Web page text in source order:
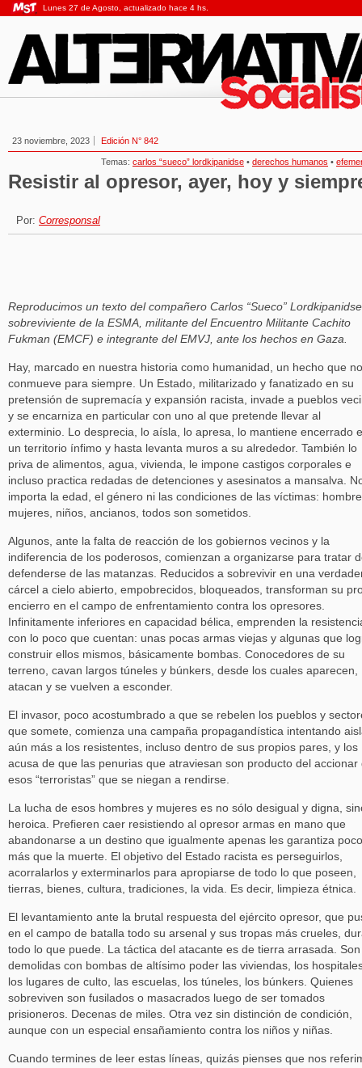
Lunes 27 de Agosto, actualizado hace 4 hs.
23 noviembre, 2023 Edición N° 842
Temas: carlos “sueco” lordkipanidse • derechos humanos •
Resistir al opresor, ayer, hoy y
Por: Corresponsal
Reproducimos un texto del compañero Carlos “Sueco”
sobreviviente de la ESMA, militante del Encuentro Militante Cachito
Fukman (EMCF) e integrante del EMVJ, ante los hechos en Gaza.
Hay, marcado en nuestra historia como humanidad, un hecho que
conmueve para siempre. Un Estado, militarizado y fanatizado en su
pretensión de supremacía y expansión racista, invade a pueblos
y se encarniza en particular con uno al que pretende llevar al
exterminio. Lo desprecia, lo aísla, lo apresa, lo mantiene encerrado
un territorio ínfimo y hasta levanta muros a su alrededor. También lo
priva de alimentos, agua, vivienda, le impone castigos corporales e
incluso practica redadas de detenciones y asesinatos a mansalva.
importa la edad, el género ni las condiciones de las víctimas:
mujeres, niños, ancianos, todos son sometidos.
Algunos, ante la falta de reacción de los gobiernos vecinos y la
indiferencia de los poderosos, comienzan a organizarse para tratar
defenderse de las matanzas. Reducidos a sobrevivir en una
cárcel a cielo abierto, empobrecidos, bloqueados, transforman su
encierro en el campo de enfrentamiento contra los opresores.
Infinitamente inferiores en capacidad bélica, emprenden la
con lo poco que cuentan: unas pocas armas viejas y algunas que
construir ellos mismos, básicamente bombas. Conocedores de su
terreno, cavan largos túneles y búnkers, desde los cuales aparecen,
atacan y se vuelven a esconder.
El invasor, poco acostumbrado a que se rebelen los pueblos y
que somete, comienza una campaña propagandística intentando
aún más a los resistentes, incluso dentro de sus propios pares, y los
acusa de que las penurias que atraviesan son producto del accionar
esos “terroristas” que se niegan a rendirse.
La lucha de esos hombres y mujeres es no sólo desigual y digna,
heroica. Prefieren caer resistiendo al opresor armas en mano que
abandonarse a un destino que igualmente apenas les garantiza poco
más que la muerte. El objetivo del Estado racista es perseguirlos,
acorralarlos y exterminarlos para apropiarse de todo lo que poseen,
tierras, bienes, cultura, tradiciones, la vida. Es decir, limpieza étnica.
El levantamiento ante la brutal respuesta del ejército opresor, que
en el campo de batalla todo su arsenal y sus tropas más crueles,
todo lo que puede. La táctica del atacante es de tierra arrasada. Son
demolidas con bombas de altísimo poder las viviendas, los
los lugares de culto, las escuelas, los túneles, los búnkers. Quienes
sobreviven son fusilados o masacrados luego de ser tomados
prisioneros. Decenas de miles. Otra vez sin distinción de condición,
aunque con un especial ensañamiento contra los niños y niñas.
Cuando termines de leer estas líneas, quizás pienses que nos